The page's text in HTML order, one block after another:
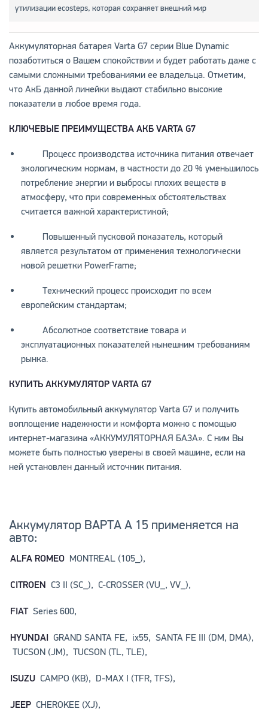
утилизации ecosteps, которая сохраняет внешний мир
Аккумуляторная батарея Varta G7 серии Blue Dynamic
позаботиться о Вашем спокойствии и будет работать даже с
самыми сложными требованиями ее владельца. Отметим,
что АкБ данной линейки выдают стабильно высокие
показатели в любое время года.
КЛЮЧЕВЫЕ ПРЕИМУЩЕСТВА АКБ VARTA G7
Процесс производства источника питания отвечает
экологическим нормам, в частности до 20 % уменьшилось
потребление энергии и выбросы плохих веществ в
атмосферу, что при современных обстоятельствах
считается важной характеристикой;
Повышенный пусковой показатель, который
является результатом от применения технологически
новой решетки PowerFrame;
Технический процесс происходит по всем
европейским стандартам;
Абсолютное соответствие товара и
эксплуатационных показателей нынешним требованиям
рынка.
КУПИТЬ АККУМУЛЯТОР VARTA G7
Купить автомобильный аккумулятор Varta G7 и получить
воплощение надежности и комфорта можно с помощью
интернет-магазина «АККУМУЛЯТОРНАЯ БАЗА». С ним Вы
можете быть полностью уверены в своей машине, если на
ней установлен данный источник питания.
Аккумулятор ВАРТА А 15 применяется на
авто:
ALFA ROMEOMONTREAL (105_),
CITROEN C3 II (SC_), C-CROSSER (VU_, VV_),
FIATSeries 600,
HYUNDAIGRAND SANTA FE, ix55, SANTA FE III (DM, DMA),
TUCSON (JM), TUCSON (TL, TLE),
ISUZUCAMPO (KB), D-MAX I (TFR, TFS),
JEEPCHEROKEE (XJ),